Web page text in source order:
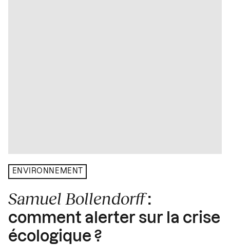
ENVIRONNEMENT
Samuel Bollendorff:
comment alerter sur la crise
écologique ?